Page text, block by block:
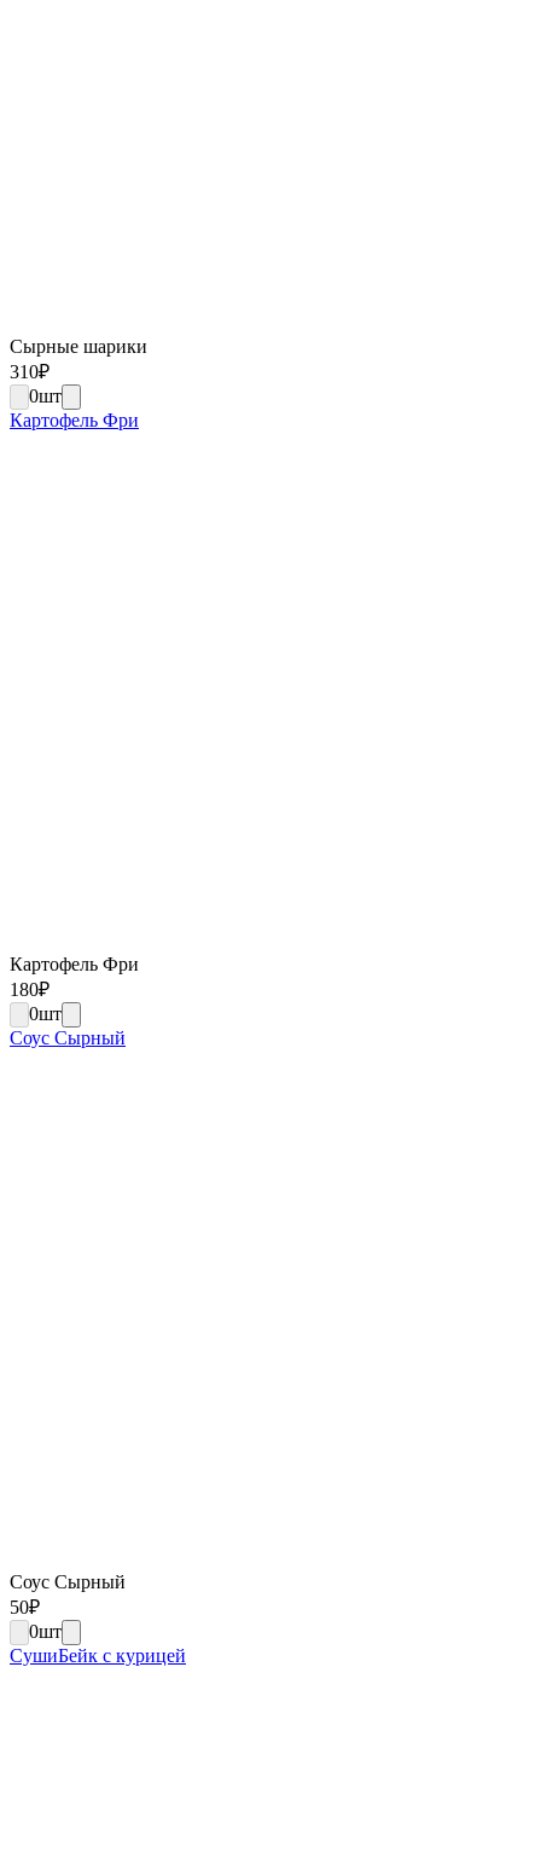
Сырные шарики
310₽
0шт
Картофель Фри
Картофель Фри
180₽
0шт
Соус Сырный
Соус Сырный
50₽
0шт
СушиБейк с курицей